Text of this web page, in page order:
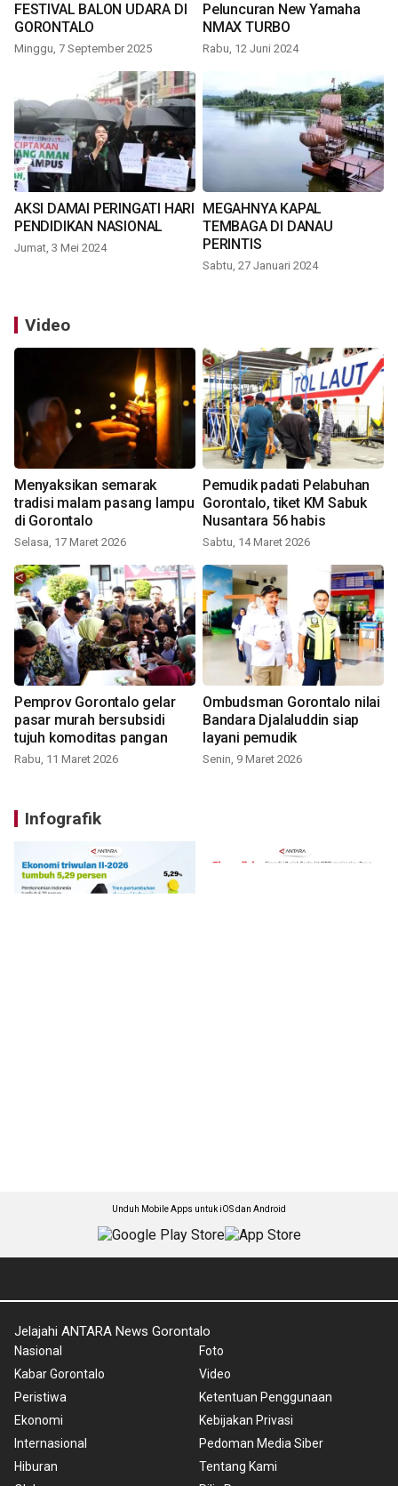
FESTIVAL BALON UDARA DI
GORONTALO
Minggu, 7 September 2025
Peluncuran New Yamaha
NMAX TURBO
Rabu, 12 Juni 2024
AKSI DAMAI PERINGATI HARI
PENDIDIKAN NASIONAL
Jumat, 3 Mei 2024
MEGAHNYA KAPAL
TEMBAGA DI DANAU
PERINTIS
Sabtu, 27 Januari 2024
Video
Menyaksikan semarak
tradisi malam pasang lampu
di Gorontalo
Selasa, 17 Maret 2026
Pemudik padati Pelabuhan
Gorontalo, tiket KM Sabuk
Nusantara 56 habis
Sabtu, 14 Maret 2026
Pemprov Gorontalo gelar
pasar murah bersubsidi
tujuh komoditas pangan
Rabu, 11 Maret 2026
Ombudsman Gorontalo nilai
Bandara Djalaluddin siap
layani pemudik
Senin, 9 Maret 2026
Infografik
Unduh Mobile Apps untuk iOS dan Android
Jelajahi ANTARA News Gorontalo
Nasional
Kabar Gorontalo
Peristiwa
Ekonomi
Internasional
Hiburan
Foto
Video
Ketentuan Penggunaan
Kebijakan Privasi
Pedoman Media Siber
Tentang Kami